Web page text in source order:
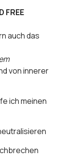
FREE
auch das
von innerer
ich meinen